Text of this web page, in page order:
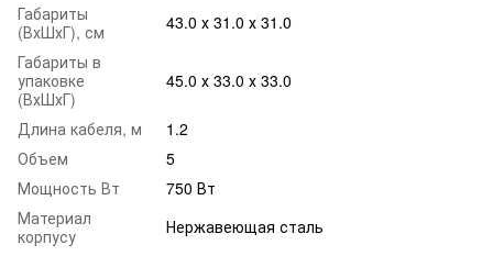
Габариты
(ВхШхГ), см
43.0 х 31.0 х 31.0
Габариты в
упаковке
(ВхШхГ)
45.0 х 33.0 х 33.0
Длина кабеля, м
1.2
Объем
5
Мощность Вт
750 Вт
Материал
корпусу
Нержавеющая сталь